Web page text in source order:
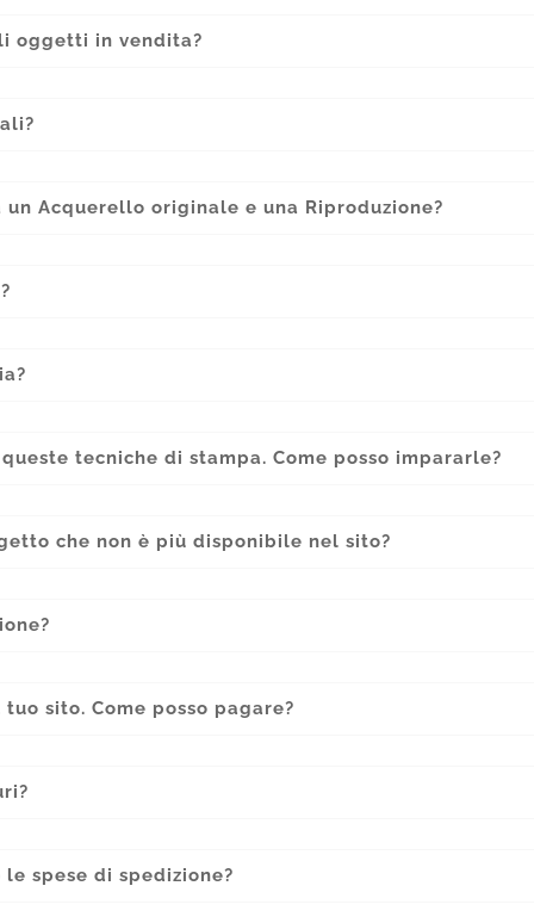
oggetti in vendita?
un Acquerello originale e una Riproduzione?
tecniche di stampa. Come posso impararle?
che non è più disponibile nel sito?
sito. Come posso pagare?
spese di spedizione?